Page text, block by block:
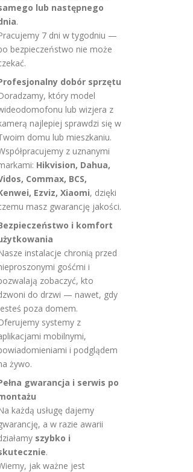
lub następnego
.
7 dni w tygodniu —
bezpieczeństwo nie może
dobór sprzętu
który model
lub wizjera z
najlepiej sprawdzi się w
domu lub mieszkaniu.
z uznanymi
Hikvision, Dahua,
Commax, BCS,
Ezviz, Xiaomi, dzięki
masz gwarancję jakości.
i komfort
instalacje chronią przed
gośćmi i
zobaczyć, kto
do drzwi — nawet, gdy
poza domem.
systemy z
mobilnymi,
i podglądem
żywo.
gwarancja i serwis po
każdą usługę dajemy
a w razie awarii
szybko i
.
jak ważne jest